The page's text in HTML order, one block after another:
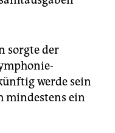
sorgte der
werde sein
mindestens ein